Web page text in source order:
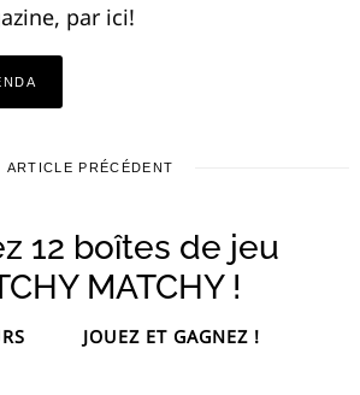
par ici!
ARTICLE PRÉCÉDENT
12 boîtes de jeu
MATCHY !
JOUEZ ET GAGNEZ !